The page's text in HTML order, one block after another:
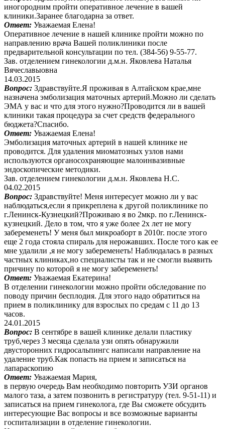
иногородним пройти оперативное лечение в вашей
клиники.Заранее благодарна за ответ.
Ответ: Уважаемая Елена!
Оперативное лечение в нашей клинике пройти можно по
направлению врача Вашей поликлиники после
предварительной консультации по тел. (384-56) 9-55-77.
Зав. отделением гинекологии д.м.н. Яковлева Наталья
Вячеславыовна
14.03.2015
Вопрос: Здравствуйте.Я проживая в Алтайском крае,мне
назначена эмболизация маточных артерий.Можно ли сделать
ЭМА у вас и что для этого нужно?Проводится ли в вашей
клиники такая процедура за счет средств федерального
бюджета?Спасибо.
Ответ: Уважаемая Елена!
Эмболизация маточных артерий в нашей клинике не
проводится. Для удаления миоматозных узлов нами
используются органосохраняющие малоинвазивные
эндоскопические методики.
Зав. отделением гинекологии д.м.н. Яковлева Н.С.
04.02.2015
Вопрос: Здравствуйте! Меня интересует можно ли у вас
наблюдаться,если я прикреплена к другой поликлинике по
г.Ленинск-Кузнецкий?Проживаю я во 2мкр. по г.Ленинск-
кузнецкий. Дело в том, что я уже более 2х лет не могу
забеременеть! У меня был микроаборт в 2010г. после этого
еще 2 года стояла спираль для нерожавших. После того как ее
мне удалили ,я не могу забеременеть! Наблюдалась в разных
частных клиниках,но специалисты так и не смогли выявить
причину по которой я не могу забеременеть!
Ответ: Уважаемая Екатерина!
В отделении гинекологии можно пройти обследование по
поводу причин бесплодия. Для этого надо обратиться на
прием в поликлинику для взрослых по средам с 11 до 13
часов.
24.01.2015
Вопрос: В сентябре в вашей клинике делали пластику
труб,через 3 месяца сделала узи опять обнаружили
двусторонних гидросальпингс написали направление на
удаление труб.Как попасть на прием и записаться на
лапараскопию
Ответ: Уважаемая Мария,
в первую очередь Вам необходимо повторить УЗИ органов
малого таза, а затем позвонить в регистратуру (тел. 9-51-11) и
записаться на прием гинеколога, где Вы сможете обсудить
интересующие Вас вопросы и все возможные варианты
госпитализации в отделение гинекологии.